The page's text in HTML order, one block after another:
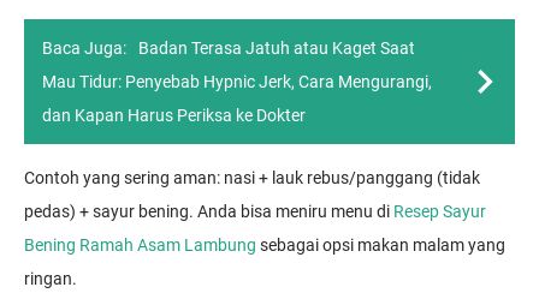
Baca Juga:
Badan Terasa Jatuh atau Kaget Saat
Mau Tidur: Penyebab Hypnic Jerk, Cara Mengurangi,
dan Kapan Harus Periksa ke Dokter
Contoh yang sering aman: nasi + lauk rebus/panggang (tidak
pedas) + sayur bening. Anda bisa meniru menu di Resep Sayur
Bening Ramah Asam Lambung sebagai opsi makan malam yang
ringan.